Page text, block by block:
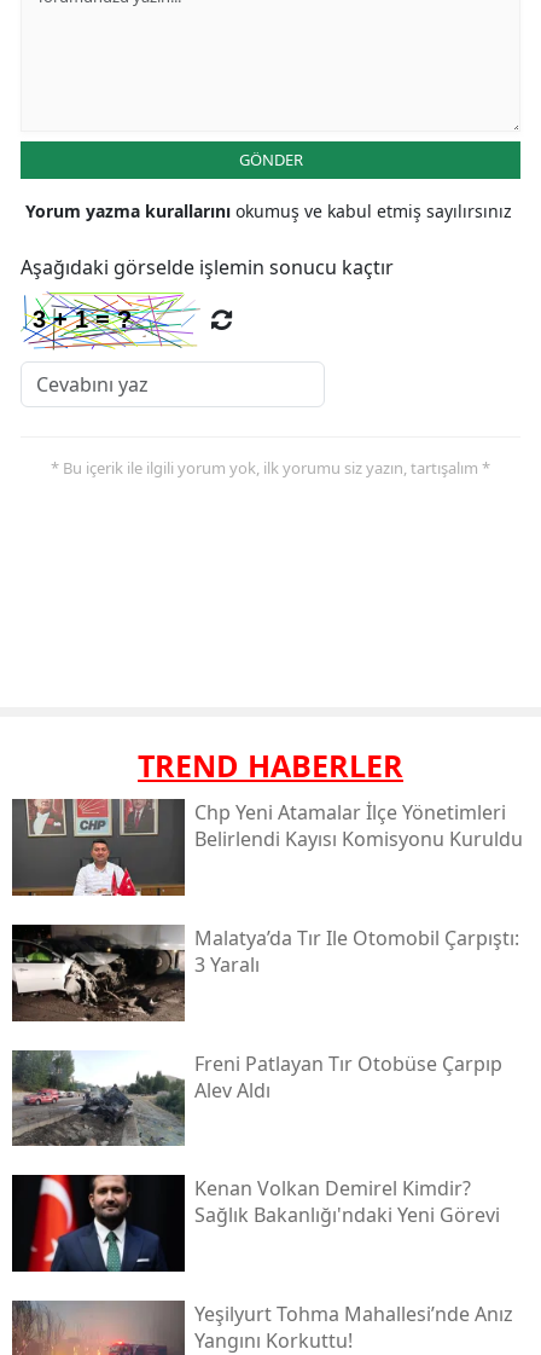
GÖNDER
Yorum yazma kurallarını okumuş ve kabul etmiş sayılırsınız
Aşağıdaki görselde işlemin sonucu kaçtır
* Bu içerik ile ilgili yorum yok, ilk yorumu siz yazın, tartışalım *
TREND HABERLER
Chp Yeni Atamalar İlçe Yönetimleri
Belirlendi Kayısı Komisyonu Kuruldu
Malatya’da Tır Ile Otomobil Çarpıştı:
3 Yaralı
Freni Patlayan Tır Otobüse Çarpıp
Alev Aldı
Kenan Volkan Demirel Kimdir?
Sağlık Bakanlığı'ndaki Yeni Görevi
Yeşilyurt Tohma Mahallesi’nde Anız
Yangını Korkuttu!